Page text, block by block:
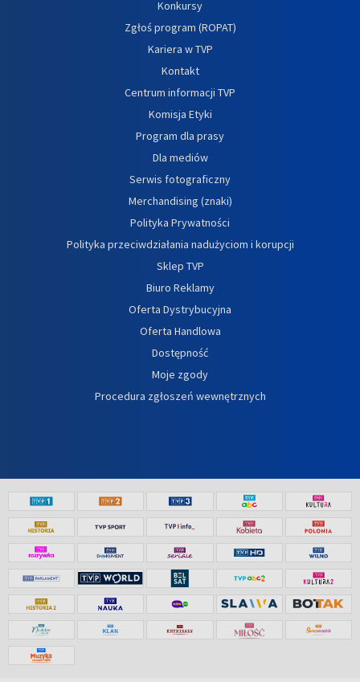
Konkursy
Zgłoś program (ROPAT)
Kariera w TVP
Kontakt
Centrum informacji TVP
Komisja Etyki
Program dla prasy
Dla mediów
Serwis fotograficzny
Merchandising (znaki)
Polityka Prywatności
Polityka przeciwdziałania nadużyciom i korupcji
Sklep TVP
Biuro Reklamy
Oferta Dystrybucyjna
Oferta Handlowa
Dostępność
Moje zgody
Procedura zgłoszeń wewnętrznych